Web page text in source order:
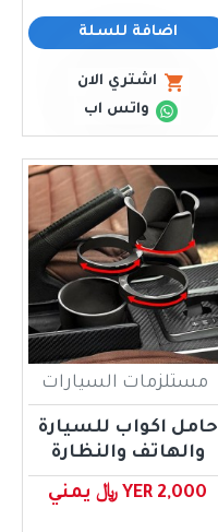
اضافة للسلة
اشتري الان
واتس اب
مستلزمات السيارات
حامل اكواب للسيارة
والهاتف والنظارة
YER 2,000 ﷼ يمني